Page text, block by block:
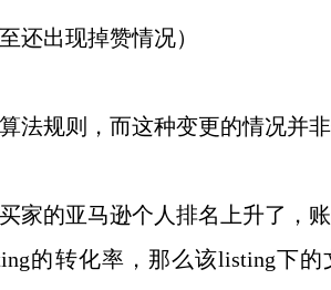
还出现掉赞情况）
法规则，而这种变更的情况并
家的亚马逊个人排名上升了，账
的转化率，那么该listing下的